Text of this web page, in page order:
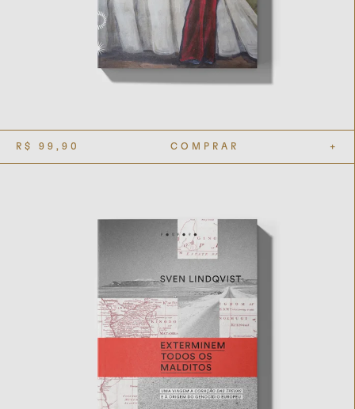
R$ 99,90 COMPRAR +